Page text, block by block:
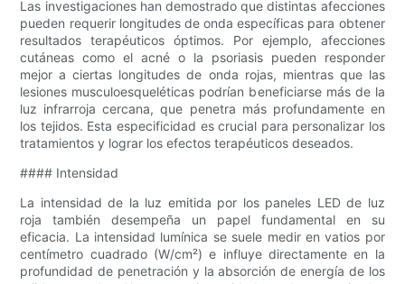
Las investigaciones han demostrado que distintas afecciones
pueden requerir longitudes de onda específicas para obtener
resultados terapéuticos óptimos. Por ejemplo, afecciones
cutáneas como el acné o la psoriasis pueden responder
mejor a ciertas longitudes de onda rojas, mientras que las
lesiones musculoesqueléticas podrían beneficiarse más de la
luz infrarroja cercana, que penetra más profundamente en
los tejidos. Esta especificidad es crucial para personalizar los
tratamientos y lograr los efectos terapéuticos deseados.
#### Intensidad
La intensidad de la luz emitida por los paneles LED de luz
roja también desempeña un papel fundamental en su
eficacia. La intensidad lumínica se suele medir en vatios por
centímetro cuadrado (W/cm²) e influye directamente en la
profundidad de penetración y la absorción de energía de los